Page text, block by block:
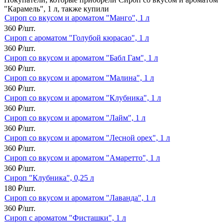
"Карамель", 1 л, также купили
Сироп со вкусом и ароматом "Манго", 1 л
360 ₽/шт.
Сироп с ароматом "Голубой кюрасао", 1 л
360 ₽/шт.
Сироп со вкусом и ароматом "Бабл Гам", 1 л
360 ₽/шт.
Сироп со вкусом и ароматом "Малина", 1 л
360 ₽/шт.
Сироп со вкусом и ароматом "Клубника", 1 л
360 ₽/шт.
Сироп со вкусом и ароматом "Лайм", 1 л
360 ₽/шт.
Сироп со вкусом и ароматом "Лесной орех", 1 л
360 ₽/шт.
Сироп со вкусом и ароматом "Амаретто", 1 л
360 ₽/шт.
Сироп "Клубника", 0,25 л
180 ₽/шт.
Сироп со вкусом и ароматом "Лаванда", 1 л
360 ₽/шт.
Сироп с ароматом "Фисташки", 1 л